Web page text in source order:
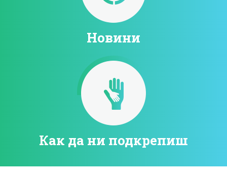
Новини
Как да ни подкрепиш